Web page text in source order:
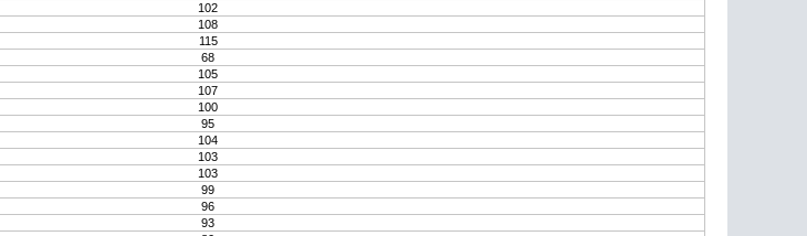
102
108
115
68
105
107
100
95
104
103
103
99
96
93